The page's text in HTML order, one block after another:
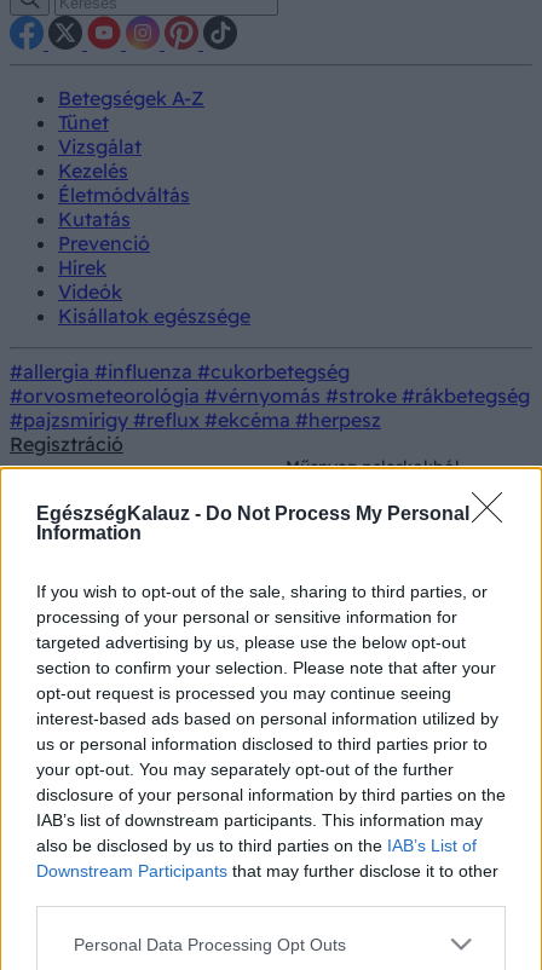
EgészségKalauz - Do Not Process My Personal
Information
If you wish to opt-out of the sale, sharing to third parties, or
processing of your personal or sensitive information for
targeted advertising by us, please use the below opt-out
section to confirm your selection. Please note that after your
opt-out request is processed you may continue seeing
interest-based ads based on personal information utilized by
us or personal information disclosed to third parties prior to
your opt-out. You may separately opt-out of the further
disclosure of your personal information by third parties on the
IAB’s list of downstream participants. This information may
also be disclosed by us to third parties on the IAB’s List of
Downstream Participants that may further disclose it to other
Please note that this website/app uses one or more Google
Personal Data Processing Opt Outs
Betegségek A-Z
Tünet
Vizsgálat
Kezelés
Életmódváltás
Kutatás
Prevenció
Hírek
Videók
Kisállatok egészsége
#allergia #influenza #cukorbetegség
#orvosmeteorológia #vérnyomás #stroke #rákbetegség
#pajzsmirigy #reflux #ekcéma #herpesz
Regisztráció
Műanyag palackokból
készítettek Parkinson-kór
elleni gyógyszert
Parkinson-kór elleni gyógyszert